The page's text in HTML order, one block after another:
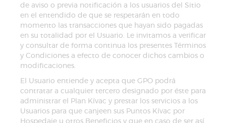
de aviso o previa notificación a los usuarios del Sitio
en el entendido de que se respetarán en todo
momento las transacciones que hayan sido pagadas
en su totalidad por el Usuario. Le invitamos a verificar
y consultar de forma continua los presentes Términos
y Condiciones a efecto de conocer dichos cambios o
modificaciones.
El Usuario entiende y acepta que GPO podrá
contratar a cualquier tercero designado por éste para
administrar el Plan Kívac y prestar los servicios a los
Usuarios para que canjeen sus Puntos Kívac por
Hospedaje u otros Beneficios y que en caso de ser así